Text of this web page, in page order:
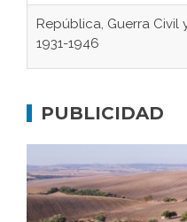
República, Guerra Civil
1931-1946
Don Perafán de Ribera
Bornos
El Frente Popular.
PUBLICIDAD